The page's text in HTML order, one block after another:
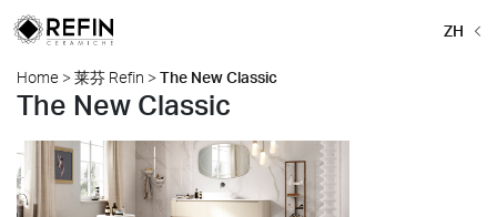
ZH
Home >莱芬 Refin >The New Classic
The New Classic